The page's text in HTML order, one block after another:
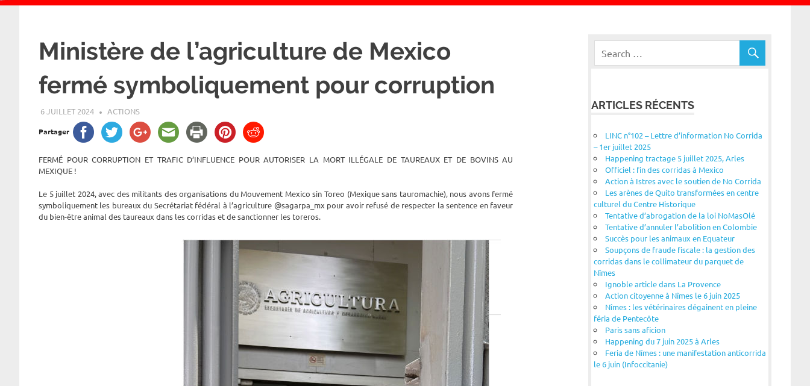
Ministère de l’agriculture de Mexico
fermé symboliquement pour corruption
6 JUILLET 2024 ROGER LAHANA
ACTIONS
Partager
FERMÉ POUR CORRUPTION ET TRAFIC D’INFLUENCE POUR AUTORISER LA MORT ILLÉGALE DE TAUREAUX ET DE BOVINS AU
MEXIQUE !
Le 5 juillet 2024, avec des militants des organisations du Mouvement Mexico sin Toreo (Mexique sans tauromachie), nous avons fermé
symboliquement les bureaux du Secrétariat fédéral à l’agriculture @sagarpa_mx pour avoir refusé de respecter la sentence en faveur
du bien-être animal des taureaux dans les corridas et de sanctionner les toreros.
ARTICLES RÉCENTS
LINC n°102 – Lettre d’information No Corrida
– 1er juillet 2025
Happening tractage 5 juillet 2025, Arles
Officiel : fin des corridas à Mexico
Action à Istres avec le soutien de No Corrida
Les arènes de Quito transformées en centre
culturel du Centre Historique
Tentative d’abrogation de la loi NoMasOlé
Tentative d’annuler l’abolition en Colombie
Succès pour les animaux en Equateur
Soupçons de fraude fiscale : la gestion des
corridas dans le collimateur du parquet de
Nîmes
Ignoble article dans La Provence
Action citoyenne à Nîmes le 6 juin 2025
Nîmes : les vétérinaires dégainent en pleine
féria de Pentecôte
Paris sans aficion
Happening du 7 juin 2025 à Arles
Feria de Nîmes : une manifestation anticorrida
le 6 juin (Infoccitanie)